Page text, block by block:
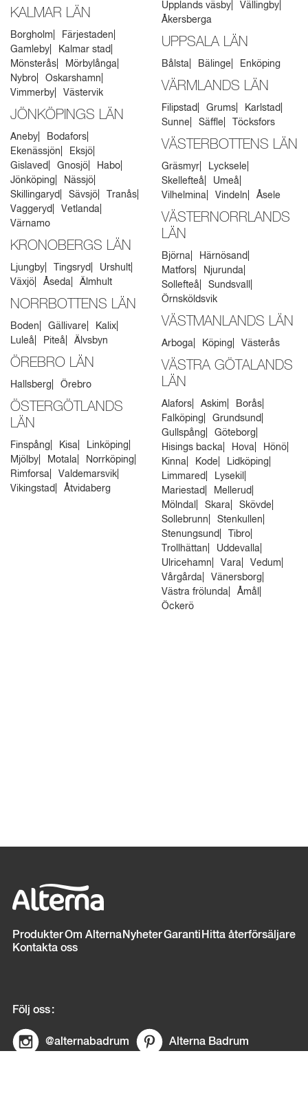
KALMAR LÄN
Borgholm
Färjestaden
Gamleby
Kalmar stad
Mönsterås
Mörbylånga
Nybro
Oskarshamn
Vimmerby
Västervik
JÖNKÖPINGS LÄN
Aneby
Bodafors
Ekenässjön
Eksjö
Gislaved
Gnosjö
Habo
Jönköping
Nässjö
Skillingaryd
Sävsjö
Tranås
Vaggeryd
Vetlanda
Värnamo
KRONOBERGS LÄN
Ljungby Tingsryd
Urshult
Växjö
Åseda Älmhult
NORRBOTTENS LÄN
Boden Gällivare
Kalix
Luleå
Piteå Älvsbyn
ÖREBRO LÄN
Hallsberg Örebro
ÖSTERGÖTLANDS
LÄN
Finspång Kisa
Linköping
Mjölby
Motala
Norrköping
Rimforsa
Valdemarsvik
Vikingstad
Åtvidaberg
Upplands väsby
Vällingby
Åkersberga
UPPSALA LÄN
Bålsta Bälinge Enköping
VÄRMLANDS LÄN
Filipstad Grums
Karlstad
Sunne
Säffle Töcksfors
VÄSTERBOTTENS LÄN
Gräsmyr
Lycksele
Skellefteå
Umeå
Vilhelmina
Vindeln Åsele
VÄSTERNORRLANDS
LÄN
Björna
Härnösand
Matfors
Njurunda
Sollefteå
Sundsvall
Örnsköldsvik
VÄSTMANLANDS LÄN
Arboga Köping Västerås
VÄSTRA GÖTALANDS
LÄN
Alafors Askim
Borås
Falköping
Grundsund
Gullspång
Göteborg
Hisings backa
Hova
Hönö
Kinna
Kode
Lidköping
Limmared
Lysekil
Mariestad
Mellerud
Mölndal
Skara
Skövde
Sollebrunn
Stenkullen
Stenungsund
Tibro
Trollhättan
Uddevalla
Ulricehamn
Vara
Vedum
Vårgårda
Vänersborg
Västra frölunda
Åmål
Öckerö
Sidfot
ProdukterOm Alterna NyheterGaranti Hitta återförsäljare
Kontakta oss
Följ oss
@alternabadrum Alterna Badrum